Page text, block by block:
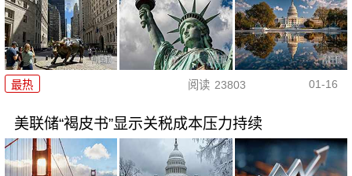
最热 阅读 23803 01-16
美联储“褐皮书”显示关税成本压力持续